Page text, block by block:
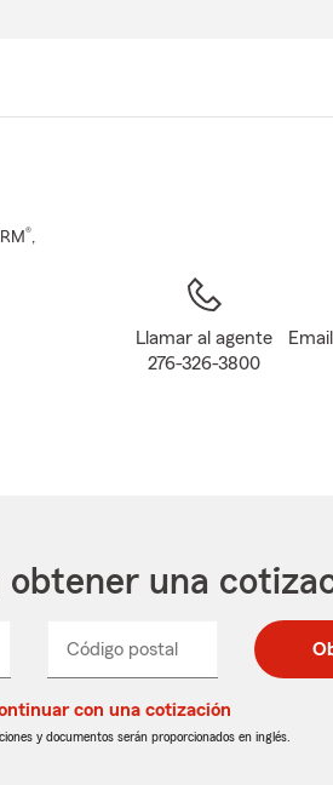
®,
Llamar al agente
276-326-3800
obtener una
Código postal
postal
de
postal
de
_____
con una cotización
y documentos serán proporcionados en inglés.